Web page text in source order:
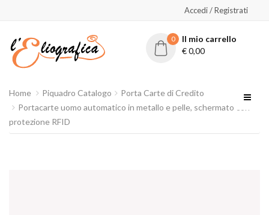
Accedi / Registrati
0
Il mio carrello
€0,00
Home Piquadro Catalogo
Porta Carte di Credito
Portacarte uomo automatico in metallo e pelle, schermato con
protezione RFID